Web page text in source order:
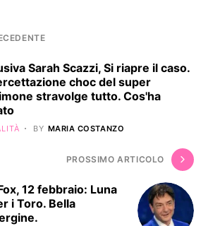
Sarah Scazzi, Si riapre il caso.
choc del super
stravolge tutto. Cos'ha
BY MARIA COSTANZO
PROSSIMO ARTICOLO
12 febbraio: Luna
i Toro. Bella